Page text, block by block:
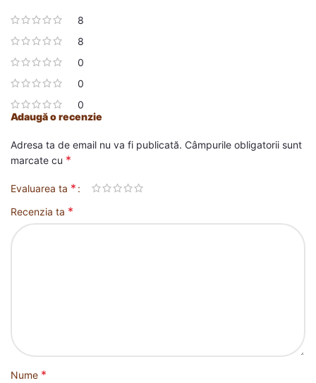
8
8
0
0
0
Adaugă o recenzie
Adresa ta de email nu va fi publicată. Câmpurile obligatorii sunt
marcate cu *
Evaluarea ta *
Recenzia ta *
Nume *